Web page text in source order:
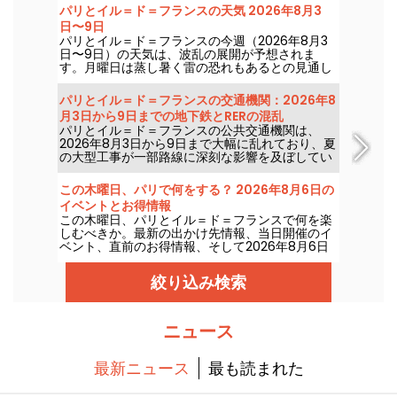
パリとイル＝ド＝フランスの天気 2026年8月3
日〜9日
パリとイル＝ド＝フランスの今週（2026年8月3
日〜9日）の天気は、波乱の展開が予想されま
す。月曜日は蒸し暑く雷の恐れもあるとの見通し
で、その後は気温が次第に下がる見込みです。週
末には再び暑く日差しのある天気へと戻るでしょ
う。
パリとイル＝ド＝フランスの交通機関：2026年8
月3日から9日までの地下鉄とRERの混乱
パリとイル＝ド＝フランスの公共交通機関は、
2026年8月3日から9日まで大幅に乱れており、夏
の大型工事が一部路線に深刻な影響を及ぼしてい
るとRATPとSNCFは述べている。
この木曜日、パリで何をする？ 2026年8月6日の
イベントとお得情報
この木曜日、パリとイル＝ド＝フランスで何を楽
しむべきか。最新の出かけ先情報、当日開催のイ
ベント、直前のお得情報、そして2026年8月6日
木曜日に見逃せないアイデアを紹介します。
絞り込み検索
ニュース
最新ニュース 最も読まれた